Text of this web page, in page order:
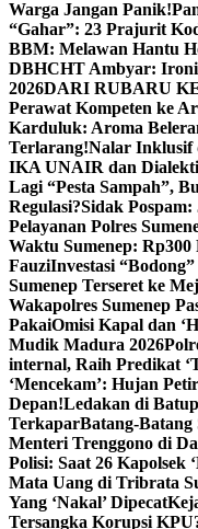
Warga Jangan Panik!
“Gahar”: 23 Prajurit
BBM: Melawan Hantu
DBHCHT Ambyar: Ironi
2026DARI RUBARU
Perawat Kompeten ke
Karduluk: Aroma
Terlarang!Nalar Inklusif
IKA UNAIR dan
Lagi “Pesta Sampah”,
Regulasi?Sidak Pospam:
Pelayanan Polres
Waktu Sumenep:
FauziInvestasi
Sumenep Terseret ke
Wakapolres Sumenep
PakaiOmisi Kapal dan
Mudik Madura 2026
internal, Raih Predikat
‘Mencekam’: Hujan
Depan!Ledakan di
TerkaparBatang-
Menteri Trenggono di
Polisi: Saat 26 Kapolsek
Mata Uang di Tribrata
Yang ‘Nakal’ Dipecat
Tersangka Korupsi